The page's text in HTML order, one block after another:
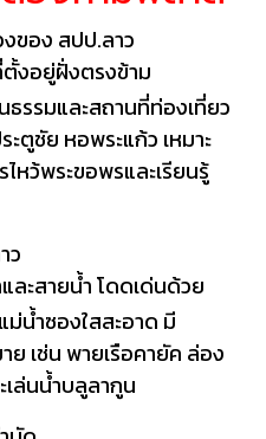
ของ สปป.ลาว
งอยู่ฝั่งตรงข้าม
รรมและสถานที่ท่องเที่ยว
ตูชัย หอพระแก้ว เหมาะ
หว้พระขอพรและเรียนรู้
ว
ละสายน้ำ โดดเด่นด้วย
น้ำซองใสสะอาด มี
เช่น พายเรือคายัค ล่อง
เล่นน้ำบลูลากูน